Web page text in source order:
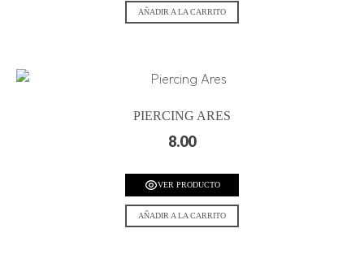
AÑADIR A LA CARRITO
PIERCING ARES
8.00
VER PRODUCTO
AÑADIR A LA CARRITO